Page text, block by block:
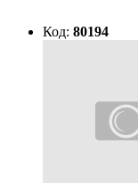
Код: 80194